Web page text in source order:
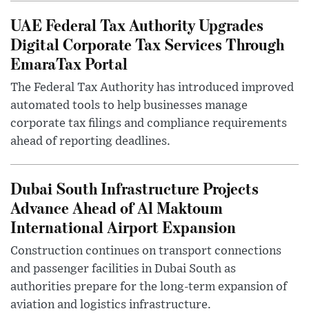
UAE Federal Tax Authority Upgrades
Digital Corporate Tax Services Through
EmaraTax Portal
The Federal Tax Authority has introduced improved
automated tools to help businesses manage
corporate tax filings and compliance requirements
ahead of reporting deadlines.
Dubai South Infrastructure Projects
Advance Ahead of Al Maktoum
International Airport Expansion
Construction continues on transport connections
and passenger facilities in Dubai South as
authorities prepare for the long-term expansion of
aviation and logistics infrastructure.